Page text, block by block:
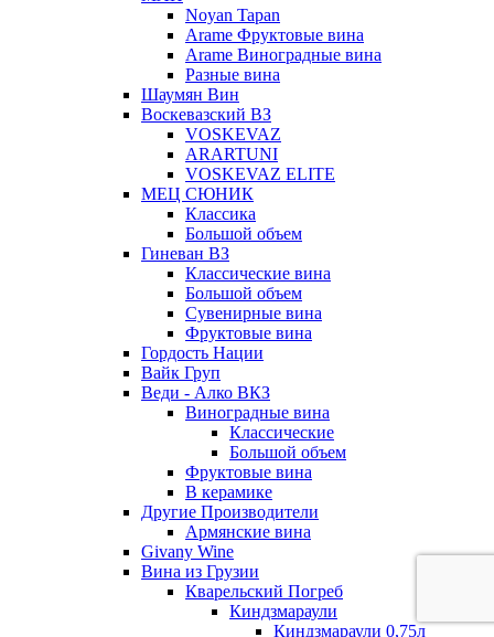
Noyan Tapan
Arame Фруктовые вина
Arame Виноградные вина
Разные вина
Шаумян Вин
Воскевазский ВЗ
VOSKEVAZ
ARARTUNI
VOSKEVAZ ELITE
МЕЦ СЮНИК
Классика
Большой объем
Гиневан ВЗ
Классические вина
Большой объем
Сувенирные вина
Фруктовые вина
Гордость Нации
Вайк Груп
Веди - Алко ВКЗ
Виноградные вина
Классические
Большой объем
Фруктовые вина
В керамике
Другие Производители
Армянские вина
Givany Wine
Вина из Грузии
Кварельский Погреб
Киндзмараули
Киндзмараули 0,75л